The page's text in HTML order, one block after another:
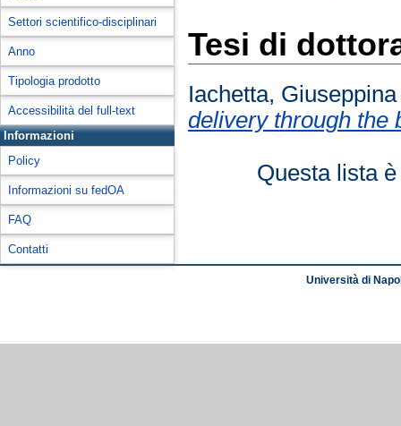
Settori scientifico-disciplinari
Anno
Tipologia prodotto
Accessibilità del full-text
Informazioni
Policy
Informazioni su fedOA
FAQ
Contatti
Tesi di
Iachetta, Giuseppina
delivery through the
Questa lista
Università di